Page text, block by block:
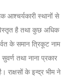
स्थानों से
विस्तृत है तथा कुछ अधिक
के समान त्रिकूट नाम
तथा नाना प्रकार
राक्षसों के इन्द्र भीम ने